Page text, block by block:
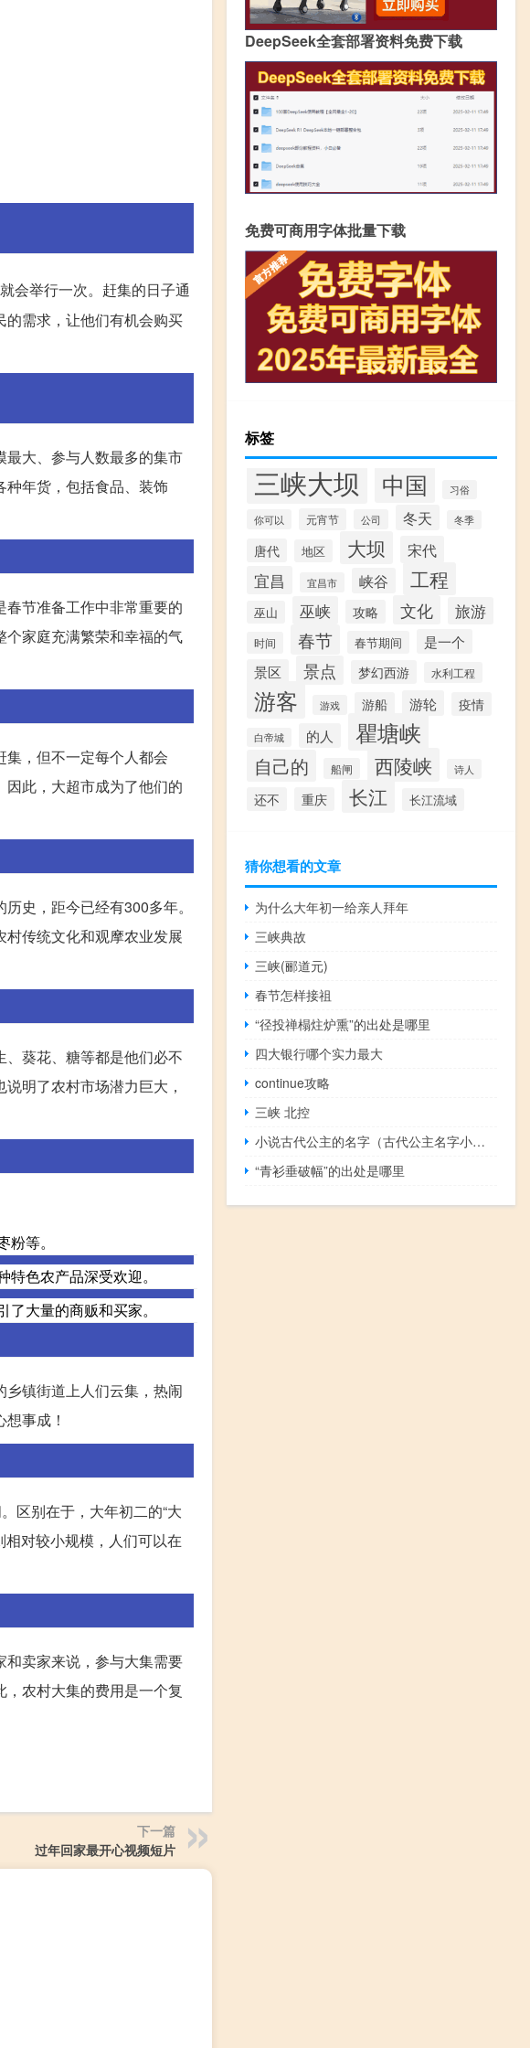
会举行一次。赶集的日子通
需求，让他们有机会购买
大、参与人数最多的集市
年货，包括食品、装饰
节准备工作中非常重要的
家庭充满繁荣和幸福的气
，但不一定每个人都会
此，大超市成为了他们的
史，距今已经有300多年。
传统文化和观摩农业发展
葵花、糖等都是他们必不
明了农村市场潜力巨大，
等。
色农产品深受欢迎。
大量的商贩和买家。
镇街道上人们云集，热闹
事成！
区别在于，大年初二的“大
相对较小规模，人们可以在
卖家来说，参与大集需要
农村大集的费用是一个复
下一篇
过年回家最开心视频短片
DeepSeek全套部署资料免费下载
免费可商用字体批量下载
标签
三峡大坝 中国 习俗
你可以 元宵节 公司 冬天 冬季
唐代 地区 大坝 宋代
宜昌 宜昌市 峡谷 工程
巫山 巫峡 攻略 文化 旅游
时间 春节 春节期间
是一个
景区
景点 梦幻西游 水利工程
游客 游戏 游船 游轮 疫情
白帝城 的人 瞿塘峡
自己的 船闸 西陵峡 诗人
还不 重庆 长江 长江流域
猜你想看的文章
为什么大年初一给亲人拜年
三峡典故
三峡(郦道元)
春节怎样接祖
“径投禅榻炷炉熏”的出处是哪里
四大银行哪个实力最大
continue攻略
三峡 北控
小说古代公主的名字（古代公主名字小说）
“青衫垂破幅”的出处是哪里